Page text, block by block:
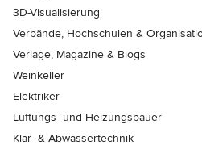
3D-Visualisierung
Verbände, Hochschulen &
Verlage, Magazine & Blogs
Weinkeller
Elektriker
Lüftungs- und Heizungsbauer
Klär- & Abwassertechnik